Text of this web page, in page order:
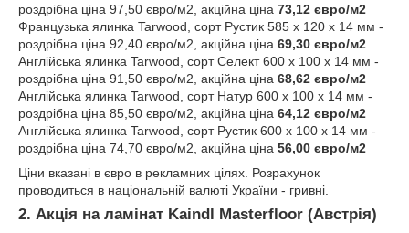
роздрібна ціна 97,50 євро/м2, акційна ціна 73,12 євро/м2
Французька ялинка Tarwood, сорт Рустик 585 х 120 х 14 мм -
роздрібна ціна 92,40 євро/м2, акційна ціна 69,30 євро/м2
Англійська ялинка Tarwood, сорт Селект 600 х 100 х 14 мм -
роздрібна ціна 91,50 євро/м2, акційна ціна 68,62 євро/м2
Англійська ялинка Tarwood, сорт Натур 600 х 100 х 14 мм -
роздрібна ціна 85,50 євро/м2, акційна ціна 64,12 євро/м2
Англійська ялинка Tarwood, сорт Рустик 600 х 100 х 14 мм -
роздрібна ціна 74,70 євро/м2, акційна ціна 56,00 євро/м2
Ціни вказані в євро в рекламних цілях. Розрахунок
проводиться в національній валюті України - гривні.
2. Акція на ламінат Kaindl Masterfloor (Австрія)